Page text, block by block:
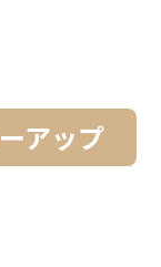
アップ